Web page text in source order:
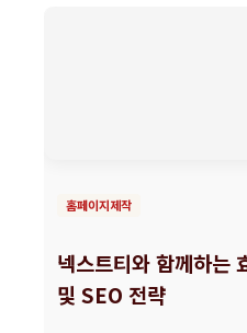
홈페이지제작
넥스트티와 함께하는
및 SEO 전략